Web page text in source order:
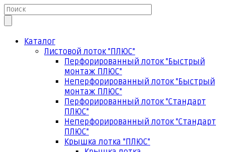
Каталог
Листовой лоток "ПЛЮС"
Перфорированный лоток "Быстрый
монтаж ПЛЮС"
Неперфорированный лоток "Быстрый
монтаж ПЛЮС"
Перфорированный лоток "Стандарт
ПЛЮС"
Неперфорированный лоток "Стандарт
ПЛЮС"
Крышка лотка "ПЛЮС"